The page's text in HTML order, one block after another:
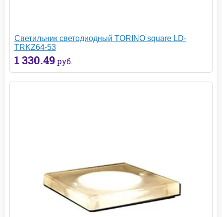
Светильник светодиодный TORINO square LD-
TRKZ64-53
1 330.49 руб.